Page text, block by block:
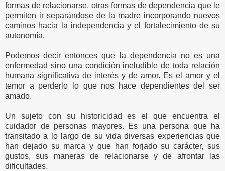
formas de relacionarse, otras formas de dependencia que le
permiten ir separándose de la madre incorporando nuevos
caminos hacia la independencia y el fortalecimiento de su
autonomía.
Podemos decir entonces que la dependencia no es una
enfermedad sino una condición ineludible de toda relación
humana significativa de interés y de amor. Es el amor y el
temor a perderlo lo que nos hace dependientes del ser
amado.
Un sujeto con su historicidad es el que encuentra el
cuidador de personas mayores. Es una persona que ha
transitado a lo largo de su vida diversas experiencias que
han dejado su marca y que han forjado su carácter, sus
gustos, sus maneras de relacionarse y de afrontar las
dificultades.